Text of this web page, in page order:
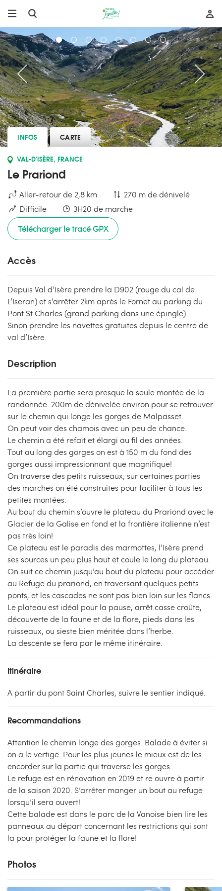
INFOS CARTE
VAL-D'ISÈRE, FRANCE
Le Prariond
Aller-retour de 2,8 km
270 m de dénivelé
Difficile
3H20 de marche
Télécharger le tracé GPX
Accès
Depuis Val d’Isère prendre la D902 (rouge du cal de
L’Iseran) et s’arrêter 2km après le Fornet au parking du
Pont St Charles (grand parking dans une épingle).
Sinon prendre les navettes gratuites depuis le centre de
val d’Isère.
Description
La première partie sera presque la seule montée de la
randonnée. 200m de dénivelée environ pour se retrouver
sur le chemin qui longe les gorges de Malpasset.
On peut voir des chamois avec un peu de chance.
Le chemin a été refait et élargi au fil des années.
Tout au long des gorges on est à 150 m du fond des
gorges aussi impressionnant que magnifique!
On traverse des petits ruisseaux, sur certaines parties
des marches on été construites pour faciliter à tous les
petites montées.
Au bout du chemin s’ouvre le plateau du Prariond avec le
Glacier de la Galise en fond et la frontière italienne n’est
pas très loin!
Ce plateau est le paradis des marmottes, l’Isère prend
ses sources un peu plus haut et coule le long du plateau.
On suit ce chemin jusqu’au bout du plateau pour accéder
au Refuge du prariond, en traversant quelques petits
ponts, et les cascades ne sont pas bien loin sur les flancs.
Le plateau est idéal pour la pause, arrêt casse croûte,
découverte de la faune et de la flore, pieds dans les
ruisseaux, ou sieste bien méritée dans l’herbe.
La descente se fera par le même itinéraire.
Itinéraire
A partir du pont Saint Charles, suivre le sentier indiqué.
Recommandations
Attention le chemin longe des gorges. Balade à éviter si
on a le vertige. Pour les plus jeunes le mieux est de les
encorder sur la partie qui traverse les gorges.
Le refuge est en rénovation en 2019 et re ouvre à partir
de la saison 2020. S’arrêter manger un bout au refuge
lorsqu’il sera ouvert!
Cette balade est dans le parc de la Vanoise bien lire les
panneaux au départ concernant les restrictions qui sont
la pour protéger la faune et la flore!
Photos